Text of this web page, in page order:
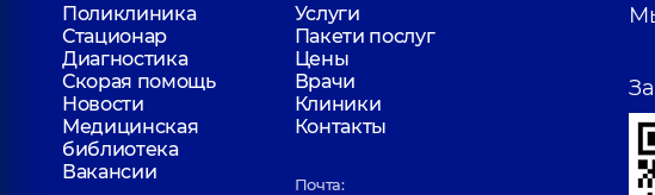
Поликлиника
Услуги
Стационар
Пакети послуг
Диагностика
Цены
Скорая помощь
Врачи
Новости
Клиники
Медицинская
библиотека
Контакты
Вакансии
Почта: